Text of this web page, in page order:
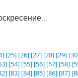
[25] [26] [27] [28] [29]
[54] [55] [56] [57] [58]
[83] [84] [85] [86] [87]